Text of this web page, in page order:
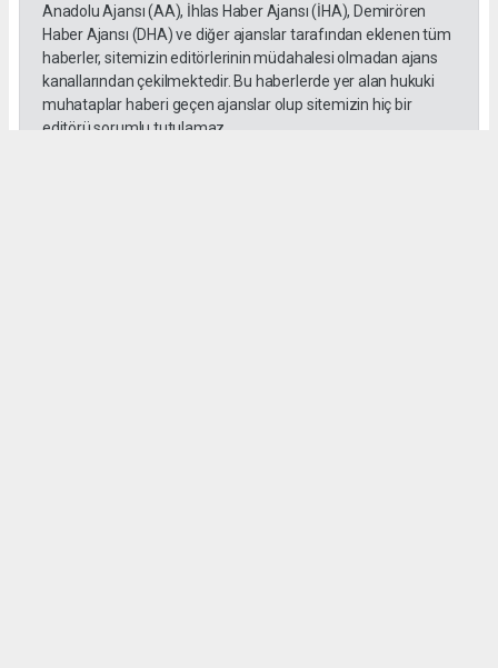
Anadolu Ajansı (AA), İhlas Haber Ajansı (İHA), Demirören
Haber Ajansı (DHA) ve diğer ajanslar tarafından eklenen tüm
haberler, sitemizin editörlerinin müdahalesi olmadan ajans
kanallarından çekilmektedir. Bu haberlerde yer alan hukuki
muhataplar haberi geçen ajanslar olup sitemizin hiç bir
editörü sorumlu tutulamaz...